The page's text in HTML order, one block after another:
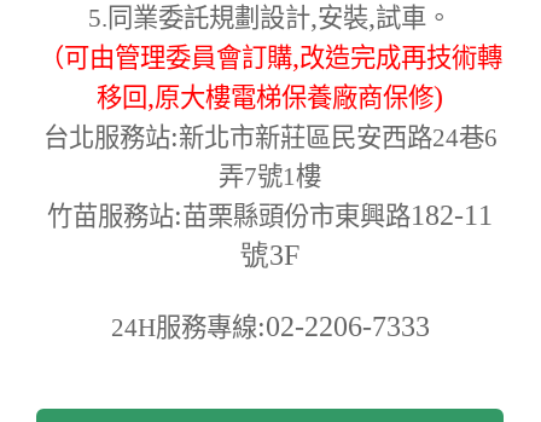
5. 同業委託規劃設計,安裝,試車。
（可由管理委員會訂購,改造完成再技術轉
移回,原大樓電梯保養廠商保修)
台北服務站:新北市新莊區民安西路24巷6
弄7號1樓
竹苗服務站:苗栗縣頭份市東興路182-11
號3F
24H服務專線:02-2206-7333